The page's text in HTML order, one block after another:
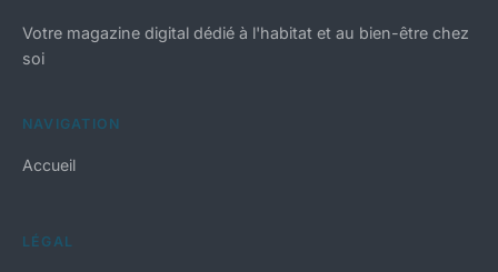
Votre magazine digital dédié à l'habitat et au bien-être chez
soi
NAVIGATION
Accueil
LÉGAL